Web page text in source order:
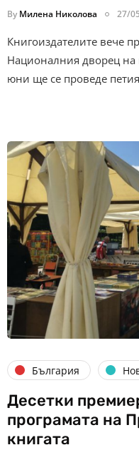
By Милена Николова 27/
Книгоиздателите вече
Националния дворец на
юни ще се проведе
България
Десетки
програмата на
книгата